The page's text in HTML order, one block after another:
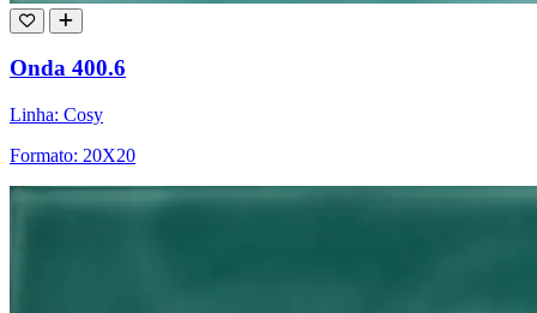
Onda 400.6
Linha: Cosy
Formato: 20X20